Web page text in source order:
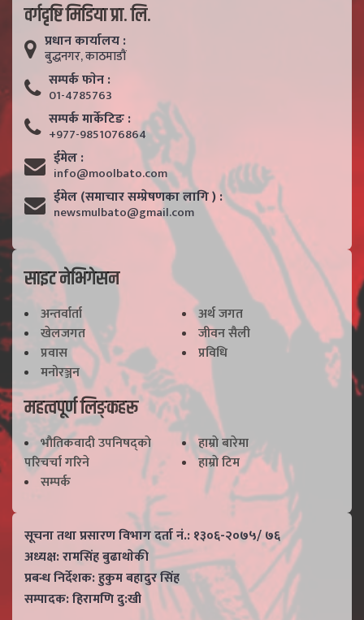
वर्गदृष्टि मिडिया प्रा. लि.
प्रधान कार्यालय :
बुद्धनगर, काठमाडाैं
सम्पर्क फाेन :
01-4785763
सम्पर्क मार्केटिङ :
+977-9851076864
ईमेल :
info@moolbato.com
ईमेल (समाचार सम्प्रेषणका लागि ) :
newsmulbato@gmail.com
साइट नेभिगेसन
अन्तर्वार्ता
अर्थ जगत
खेलजगत
जीवन सैली
प्रवास
प्रविधि
मनोरञ्जन
महत्वपूर्ण लिङ्कहरू
भाैतिकवादी उपनिषद्काे
परिचर्चा गरिने
हाम्राे बारेमा
हाम्राे टिम
सम्पर्क
सूचना तथा प्रसारण विभाग दर्ता नं.: १३०६-२०७५/ ७६
अध्यक्ष: रामसिंह बुढाथाेकी
प्रबन्ध निर्देशक: हुकुम बहादुर सिंह
सम्पादक: हिरामणि दु:खी